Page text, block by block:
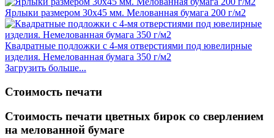
Ярлыки размером 30х45 мм. Мелованная бумага 200 г/м2
Квадратные подложки с 4-мя отверстиями под ювелирные
изделия. Немелованная бумага 350 г/м2
Загрузить больше...
Стоимость печати
Стоимость печати цветных бирок со сверлением
на мелованной бумаге